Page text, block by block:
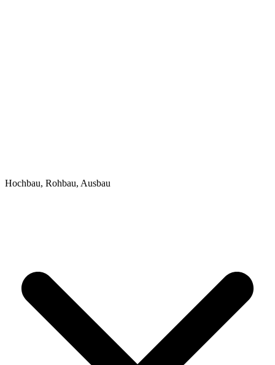
Hochbau, Rohbau, Ausbau